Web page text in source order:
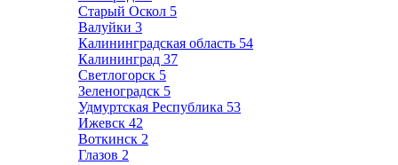
Старый Оскол 5
Валуйки 3
Калининградская область 54
Калининград 37
Светлогорск 5
Зеленоградск 5
Удмуртская Республика 53
Ижевск 42
Воткинск 2
Глазов 2